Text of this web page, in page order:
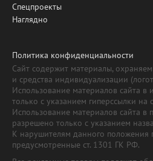
Спецпроекты
Наглядно
Политика конфиденциальности
Сайт содержит материалы,
и средства индивидуализации
Использование материалов сайта в
только с указанием гиперссылки на
Использование материалов сайта в
разрешено только с указанием
К нарушителям данного положения
предусмотренные ст. 1301 ГК РФ.